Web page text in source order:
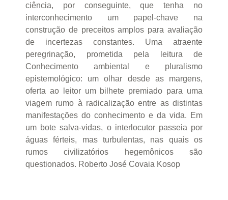
ciência, por conseguinte, que tenha no
interconhecimento um papel-chave na
construção de preceitos amplos para avaliação
de incertezas constantes. Uma atraente
peregrinação, prometida pela leitura de
Conhecimento ambiental e pluralismo
epistemológico: um olhar desde as margens,
oferta ao leitor um bilhete premiado para uma
viagem rumo à radicalização entre as distintas
manifestações do conhecimento e da vida. Em
um bote salva-vidas, o interlocutor passeia por
águas férteis, mas turbulentas, nas quais os
rumos civilizatórios hegemônicos são
questionados. Roberto José Covaia Kosop